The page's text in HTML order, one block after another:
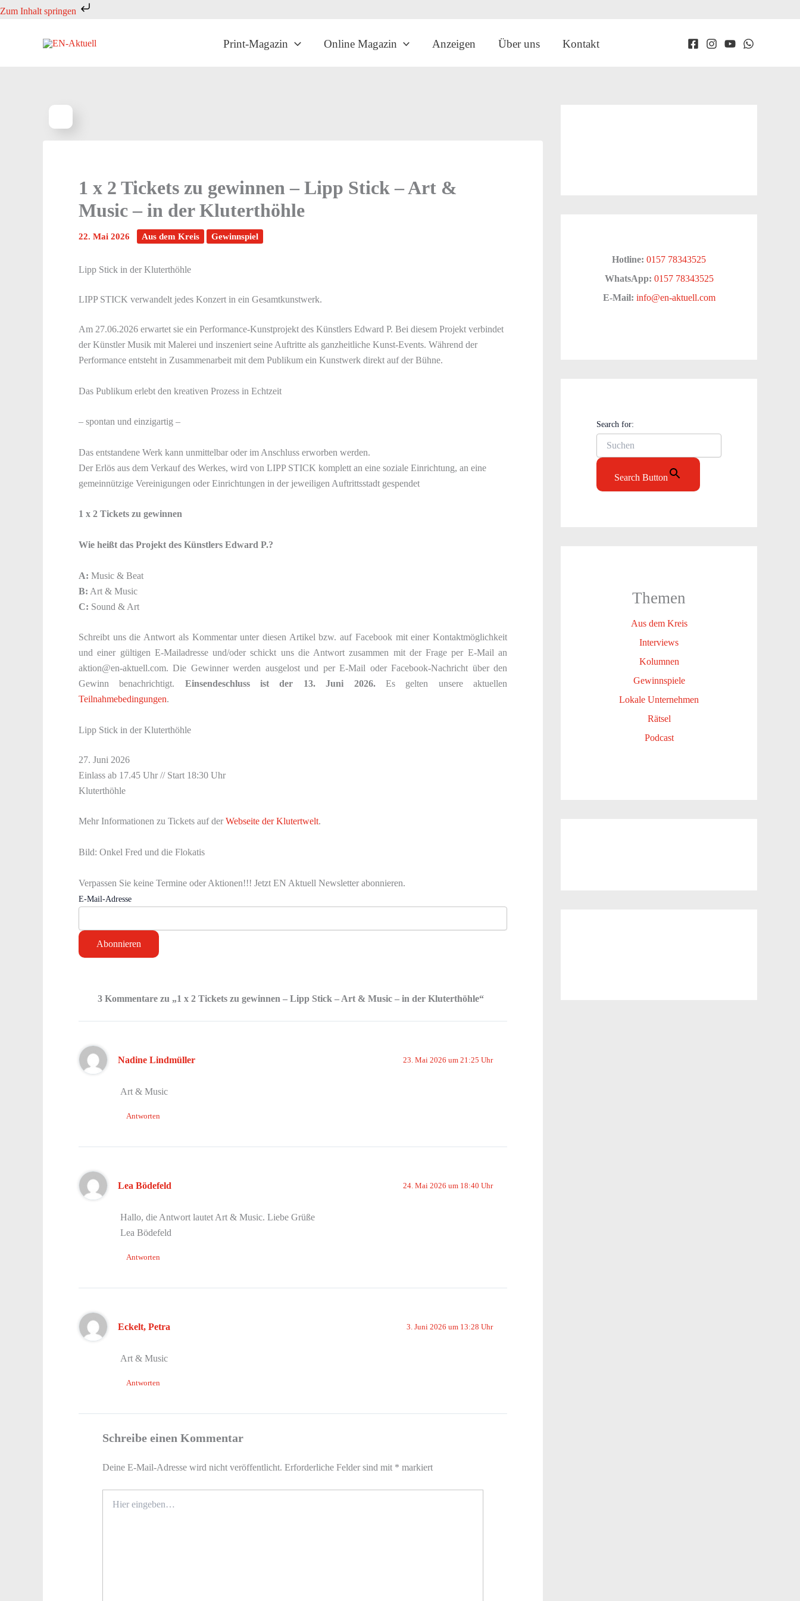
Zum Inhalt springen
Zum
Print-Magazin Online Magazin Anzeigen Über uns Kontakt
1 x 2 Tickets zu gewinnen – Lipp Stick – Art &
Music – in der Kluterthöhle
22. Mai 2026 Aus dem Kreis Gewinnspiel
Lipp Stick in der Kluterthöhle
LIPP STICK verwandelt jedes Konzert in ein Gesamtkunstwerk.
Am 27.06.2026 erwartet sie ein Performance-Kunstprojekt des Künstlers Edward P. Bei diesem Projekt verbindet
der Künstler Musik mit Malerei und inszeniert seine Auftritte als ganzheitliche Kunst-Events. Während der
Performance entsteht in Zusammenarbeit mit dem Publikum ein Kunstwerk direkt auf der Bühne.
Das Publikum erlebt den kreativen Prozess in Echtzeit
– spontan und einzigartig –
Das entstandene Werk kann unmittelbar oder im Anschluss erworben werden.
Der Erlös aus dem Verkauf des Werkes, wird von LIPP STICK komplett an eine soziale Einrichtung, an eine
gemeinnützige Vereinigungen oder Einrichtungen in der jeweiligen Auftrittsstadt gespendet
1 x 2 Tickets zu gewinnen
Wie heißt das Projekt des Künstlers Edward P.?
A: Music & Beat
B: Art & Music
C: Sound & Art
Schreibt uns die Antwort als Kommentar unter diesen Artikel bzw. auf Facebook mit einer Kontaktmöglichkeit
und einer gültigen E-Mailadresse und/oder schickt uns die Antwort zusammen mit der Frage per E-Mail an
aktion@en-aktuell.com. Die Gewinner werden ausgelost und per E-Mail oder Facebook-Nachricht über den
Gewinn benachrichtigt. Einsendeschluss ist der 13. Juni 2026.Es gelten unsere aktuellen
Teilnahmebedingungen.
Lipp Stick in der Kluterthöhle
27. Juni 2026
Einlass ab 17.45 Uhr // Start 18:30 Uhr
Kluterthöhle
Mehr Informationen zu Tickets auf der Webseite der Klutertwelt.
Bild: Onkel Fred und die Flokatis
Verpassen Sie keine Termine oder Aktionen!!! Jetzt EN Aktuell Newsletter abonnieren.
E-Mail-Adresse
3 Kommentare zu „1 x 2 Tickets zu gewinnen – Lipp Stick – Art & Music – in der Kluterthöhle“
Nadine Lindmüller 23. Mai 2026 um 21:25 Uhr
Art & Music
Antworten
Lea Bödefeld 24. Mai 2026 um 18:40 Uhr
Hallo, die Antwort lautet Art & Music. Liebe Grüße
Lea Bödefeld
Antworten
Eckelt, Petra 3. Juni 2026 um 13:28 Uhr
Art & Music
Antworten
Schreibe einen Kommentar
Deine E-Mail-Adresse wird nicht veröffentlicht. Erforderliche Felder sind mit * markiert
eingeben…
Hotline: 0157 78343525
WhatsApp: 0157 78343525
E-Mail: info@en-aktuell.com
Search for:
Search Button
Themen
Aus dem Kreis
Interviews
Kolumnen
Gewinnspiele
Lokale Unternehmen
Rätsel
Podcast